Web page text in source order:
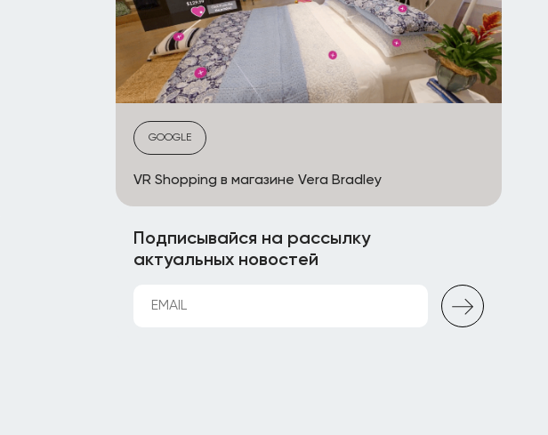
GOOGLE
VR Shopping в магазине Vera Bradley
Подписывайся на рассылку
актуальных новостей